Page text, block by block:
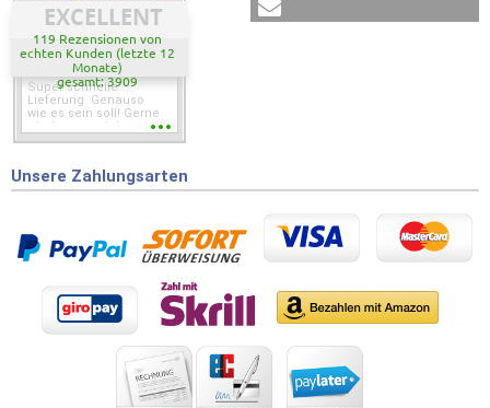
EXCELLENT
119 Rezensionen von
echten Kunden (letzte 12
Monate)
gesamt: 3909
Super schnelle
Lieferung. Genauso
wie es sein soll! Gerne
wieder wenn ich was
Unsere Zahlungsarten